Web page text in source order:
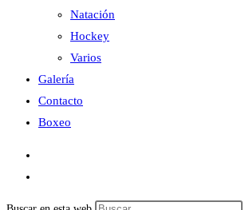
Natación
Hockey
Varios
Galería
Contacto
Boxeo